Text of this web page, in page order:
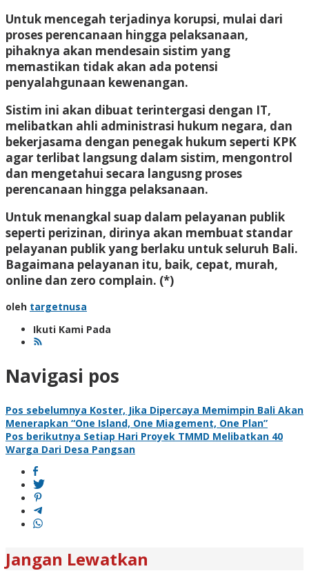
Untuk mencegah terjadinya korupsi, mulai dari
proses perencanaan hingga pelaksanaan,
pihaknya akan mendesain sistim yang
memastikan tidak akan ada potensi
penyalahgunaan kewenangan.
Sistim ini akan dibuat terintergasi dengan IT,
melibatkan ahli administrasi hukum negara, dan
bekerjasama dengan penegak hukum seperti KPK
agar terlibat langsung dalam sistim, mengontrol
dan mengetahui secara langusng proses
perencanaan hingga pelaksanaan.
Untuk menangkal suap dalam pelayanan publik
seperti perizinan, dirinya akan membuat standar
pelayanan publik yang berlaku untuk seluruh Bali.
Bagaimana pelayanan itu, baik, cepat, murah,
online dan zero complain. (*)
oleh targetnusa
Ikuti Kami Pada
Navigasi pos
Pos sebelumnya Koster, Jika Dipercaya Memimpin Bali Akan
Menerapkan “One Island, One Miagement, One Plan”
Pos berikutnya Setiap Hari Proyek TMMD Melibatkan 40
Warga Dari Desa Pangsan
Jangan Lewatkan